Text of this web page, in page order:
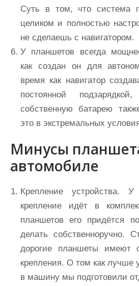
Суть в том, что система
целиком и полностью
не сделаешь с навигатором.
У планшетов всегда
как создан он для
время как навигатор
постоянной
собственную батарею
это в экстремальных
Минусы
автомобиле
Крепление устройства. У
крепление идёт в
планшетов его придётся
делать собственноручно.
дорогие планшеты имеют
крепления. О том как лучше
в машину мы подготовили